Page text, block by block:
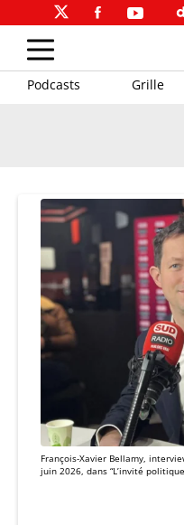
Podcasts Grille
François-Xavier Bellamy,
juin 2026, dans “L’invité